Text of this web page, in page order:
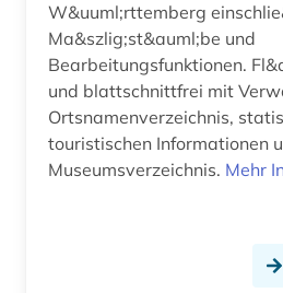
erde (4)
ereignis (1)
erich (1)
ernährung (2)
W&uuml;rttemberg
Ma&szlig;st&auml;be und
Bearbeitungsfunktionen.
und blattschnittfrei mit
Ortsnamenverzeichnis,
touristischen Informationen
Museumsverzeichnis. Mehr